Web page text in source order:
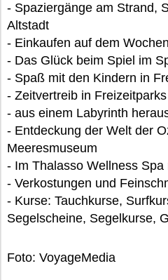
- Spaziergänge am Strand,
Altstadt
- Einkaufen auf dem
- Das Glück beim Spiel im
- Spaß mit den Kindern in
- Zeitvertreib in
- aus einem Labyrinth
- Entdeckung der Welt der
Meeresmuseum
- Im Thalasso Wellness
- Verkostungen und
- Kurse: Tauchkurse,
Segelscheine, Segelkurse,
Foto: VoyageMedia